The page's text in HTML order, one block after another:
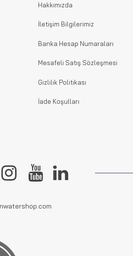
Hakkımızda
İletişim Bilgilerimiz
Banka Hesap Numaraları
Mesafeli Satış Sözleşmesi
Gizlilik Politikası
İade Koşulları